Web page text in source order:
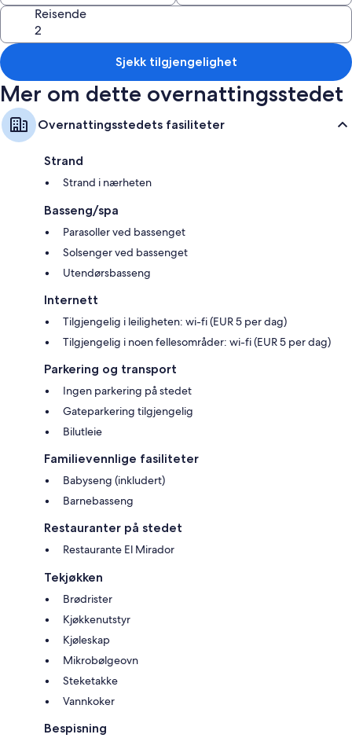
Biljardbord, flerspråklig personale og salgsautomat
Romfasiliteter
Alle de 167 rommene byr på goder i form av separat sitteområde samt
fasiliteter som safe og wi-fi (mot betaling).
Her ser du noen flere fasiliteter:
Badekar eller dusj og hårføner
TV med Parabol-TV
Balkong, separat sitteområde og tekjøkken
Reisende
Sjekk tilgjengelighet
Mer om dette overnattingsstedet
Overnattingsstedets fasiliteter
Strand
Strand i nærheten
Basseng/spa
Parasoller ved bassenget
Solsenger ved bassenget
Utendørsbasseng
Internett
Tilgjengelig i leiligheten: wi-fi (EUR 5 per dag)
Tilgjengelig i noen fellesområder: wi-fi (EUR 5 per dag)
Parkering og transport
Ingen parkering på stedet
Gateparkering tilgjengelig
Bilutleie
Familievennlige fasiliteter
Babyseng (inkludert)
Barnebasseng
Restauranter på stedet
Restaurante El Mirador
Tekjøkken
Brødrister
Kjøkkenutstyr
Kjøleskap
Mikrobølgeovn
Steketakke
Vannkoker
Bespisning